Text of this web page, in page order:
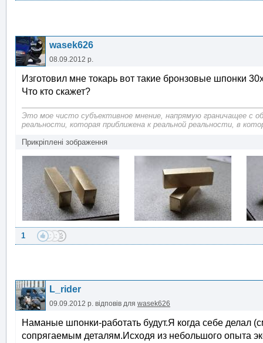
wasek626
08.09.2012 р.
Изготовил мне токарь вот такие бронзовые шпонки
Что кто скажет?
Это мое чисто субъективное мнение, напрямую граничащее с
реальности, которая приближена к реальной реальности, в
Прикріплені зображення
1
L_rider
09.09.2012 р. відповів для wasek626
Наманые шпонки-работать будут.Я когда себе делал
сопрягаемым деталям.Исходя из небольшого опыта